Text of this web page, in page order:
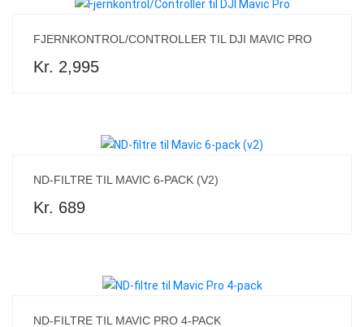
FJERNKONTROL/CONTROLLER TIL DJI MAVIC PRO
Kr. 2,995
ND-FILTRE TIL MAVIC 6-PACK (V2)
Kr. 689
ND-FILTRE TIL MAVIC PRO 4-PACK